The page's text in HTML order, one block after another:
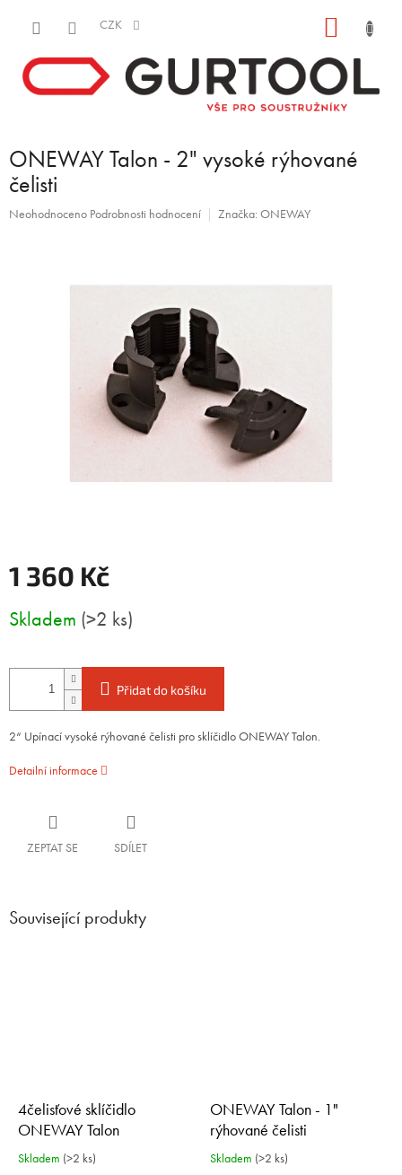
CZK
ONEWAY Talon - 2" vysoké rýhované
čelisti
Průměrné
Neohodnoceno Podrobnosti hodnocení Značka: ONEWAY
1 360 Kč
cena:
Skladem (>2 ks)
Přidat do košíku
2“ Upínací vysoké rýhované čelisti pro sklíčidlo ONEWAY Talon.
Detailní informace
ZEPTAT SE SDÍLET
Související produkty
4čelisťové sklíčidlo
ONEWAY Talon
Rýhované čelisti 2", závit M33
Skladem (>2 ks)
ONEWAY Talon - 1"
rýhované čelisti
Skladem (>2 ks)